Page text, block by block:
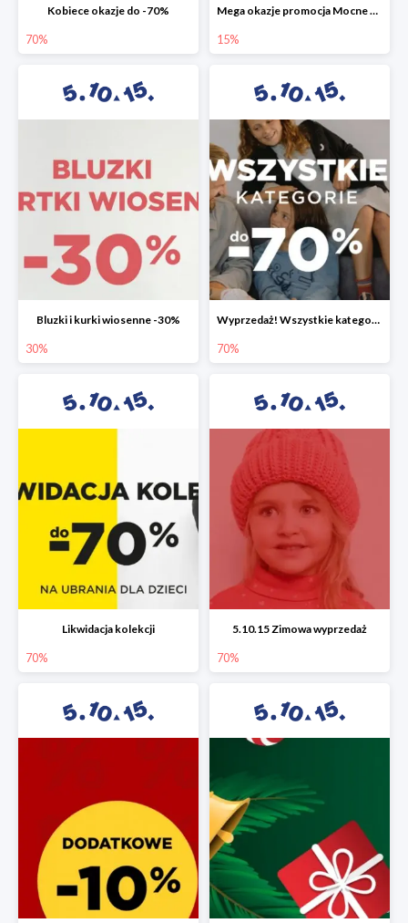
Kobiece okazje do -70%
70%
Mega okazje promocja Mocne marki do -70%
15%
Bluzki i kurki wiosenne -30%
30%
Wyprzedaż! Wszystkie kategorie do -70%
70%
Likwidacja kolekcji
70%
5.10.15 Zimowa wyprzedaż
70%